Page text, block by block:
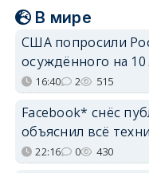
В мире
США попросили
осуждённого на
16:40 2 515
Facebook* снёс
объяснил всё
22:16 0 430